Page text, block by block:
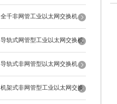
全千非网管工业以太网交换机
导轨式网管型工业以太网交换机
导轨式非网管型以太网交换机
机架式非网管型工业以太网交换